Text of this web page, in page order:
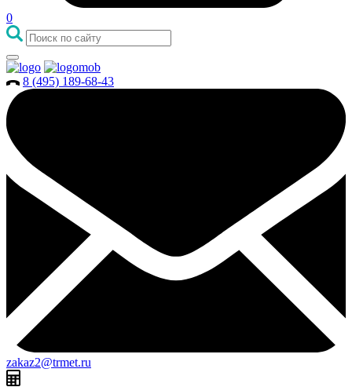
0
8 (495) 189-68-43
zakaz2@trmet.ru